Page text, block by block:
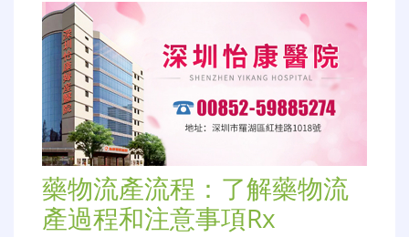
藥物流產流程：了解藥物流
產過程和注意事項Rx